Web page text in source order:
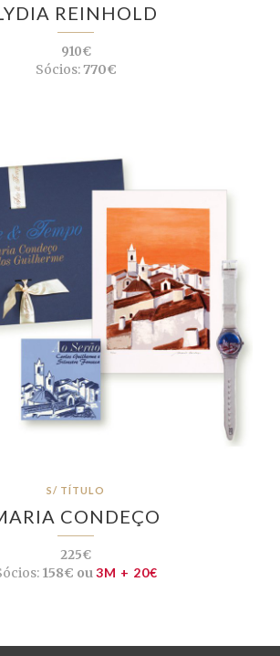
REINHOLD
910€
Sócios:770€
S/ TÍTULO
CONDEÇO
225€
158€ ou3M + 20€